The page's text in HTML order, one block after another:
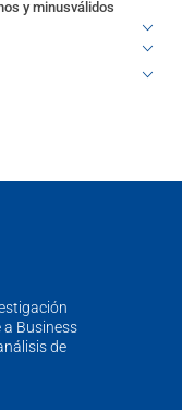
y minusválidos
Business
de